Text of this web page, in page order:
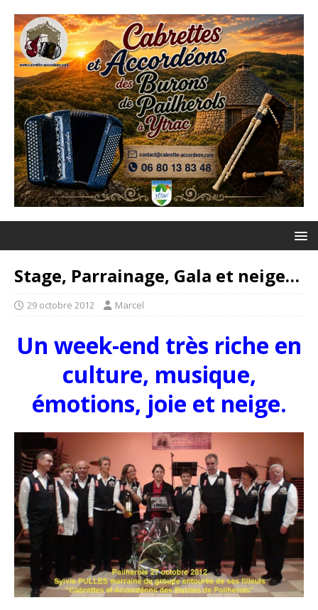
Stage, Parrainage, Gala et neige…
29 octobre 2012 Marcel
Un week-end très riche en
culture, musique,
émotions, joie et neige.